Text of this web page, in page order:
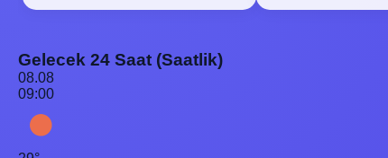
Gelecek 24 Saat (Saatlik)
08.08
09:00